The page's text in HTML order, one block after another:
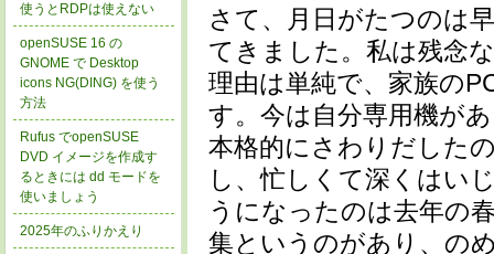
さて、月日がたつのは
てきました。私は残念
理由は単純で、家族の
す。今は自分専用機が
本格的にさわりだした
し、忙しくて深くはい
うになったのは去年の
集というのがあり、の
使うとRDPは使えない
openSUSE 16 の
GNOME で Desktop
icons NG(DING) を使う
方法
Rufus でopenSUSE
DVD イメージを作成す
るときには dd モードを
使いましょう
2025年のふりかえり